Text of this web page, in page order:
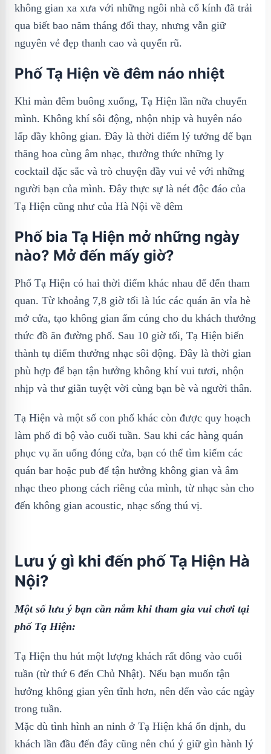
không gian xa xưa với những ngôi nhà cổ kính đã trải
qua biết bao năm tháng đổi thay, nhưng vẫn giữ
nguyên vẻ đẹp thanh cao và quyến rũ.
Phố Tạ Hiện về đêm náo nhiệt
Khi màn đêm buông xuống, Tạ Hiện lần nữa chuyển
mình. Không khí sôi động, nhộn nhịp và huyên náo
lấp đầy không gian. Đây là thời điểm lý tưởng để bạn
thăng hoa cùng âm nhạc, thưởng thức những ly
cocktail đặc sắc và trò chuyện đầy vui vẻ với những
người bạn của mình. Đây thực sự là nét độc đáo của
Tạ Hiện cũng như của Hà Nội về đêm
Phố bia Tạ Hiện mở những ngày
nào? Mở đến mấy giờ?
Phố Tạ Hiện có hai thời điểm khác nhau để đến tham
quan. Từ khoảng 7,8 giờ tối là lúc các quán ăn vỉa hè
mở cửa, tạo không gian ấm cúng cho du khách thưởng
thức đồ ăn đường phố. Sau 10 giờ tối, Tạ Hiện biến
thành tụ điểm thưởng nhạc sôi động. Đây là thời gian
phù hợp để bạn tận hưởng không khí vui tươi, nhộn
nhịp và thư giãn tuyệt vời cùng bạn bè và người thân.
Tạ Hiện và một số con phố khác còn được quy hoạch
làm phố đi bộ vào cuối tuần. Sau khi các hàng quán
phục vụ ăn uống đóng cửa, bạn có thể tìm kiếm các
quán bar hoặc pub để tận hưởng không gian và âm
nhạc theo phong cách riêng của mình, từ nhạc sàn cho
đến không gian acoustic, nhạc sống thú vị.
Lưu ý gì khi đến phố Tạ Hiện Hà
Nội?
Một số lưu ý bạn cần nắm khi tham gia vui chơi tại
phố Tạ Hiện:
Tạ Hiện thu hút một lượng khách rất đông vào cuối
tuần (từ thứ 6 đến Chủ Nhật). Nếu bạn muốn tận
hưởng không gian yên tĩnh hơn, nên đến vào các ngày
trong tuần.
Mặc dù tình hình an ninh ở Tạ Hiện khá ổn định, du
khách lần đầu đến đây cũng nên chú ý giữ gìn hành lý